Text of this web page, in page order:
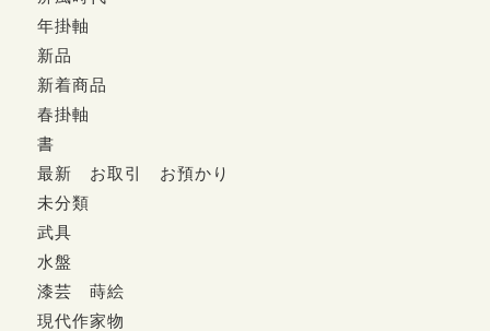
年掛軸
新品
新着商品
春掛軸
書
最新 お取引 お預かり
未分類
武具
水盤
漆芸 蒔絵
現代作家物